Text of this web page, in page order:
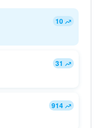
10
31
914